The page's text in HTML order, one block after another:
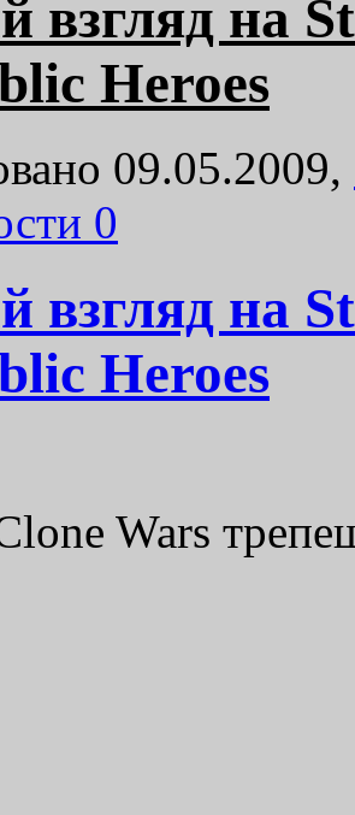
взгляд на
Heroes
09.05.2009,
0
взгляд на
Heroes
Wars